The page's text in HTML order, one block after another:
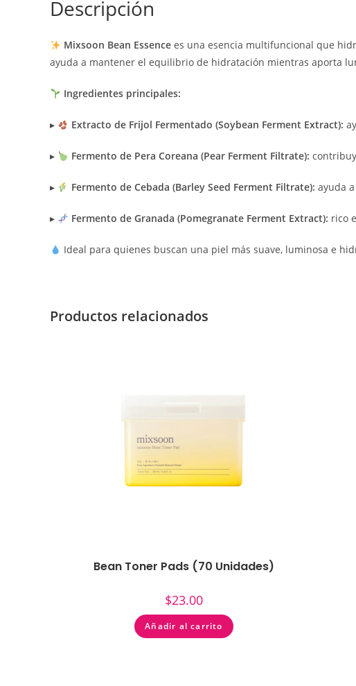
Descripción
Mixsoon Bean Essencees una esencia multifuncional que
ayuda a mantener el equilibrio de hidratación mientras aporta
Ingredientes principales:
▸ Extracto de Frijol Fermentado (Soybean Ferment Extract):
▸ Fermento de Pera Coreana (Pear Ferment Filtrate):
▸ Fermento de Cebada (Barley Seed Ferment Filtrate): ayuda
▸ Fermento de Granada (Pomegranate Ferment Extract): rico
Ideal para quienes buscan una piel más suave, luminosa e
Productos relacionados
Bean Toner Pads (70 Unidades)
$23.00
Añadir al carrito